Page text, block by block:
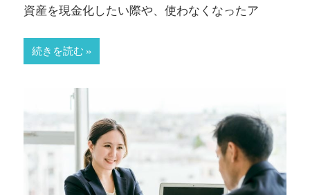
資産を現金化したい際や、使わなくなったア
続きを読む